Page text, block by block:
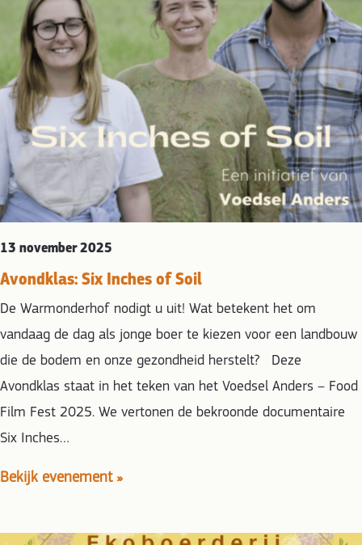
13 november 2025
Avondklas: Six Inches of Soil
De Warmonderhof nodigt u uit! Wat betekent het om
vandaag de dag als jonge boer te kiezen voor een landbouw
die de bodem en onze gezondheid herstelt? Deze
Avondklas staat in het teken van het Voedsel Anders – Food
Film Fest 2025. We vertonen de bekroonde documentaire
Six Inches…
Bekijk evenement »